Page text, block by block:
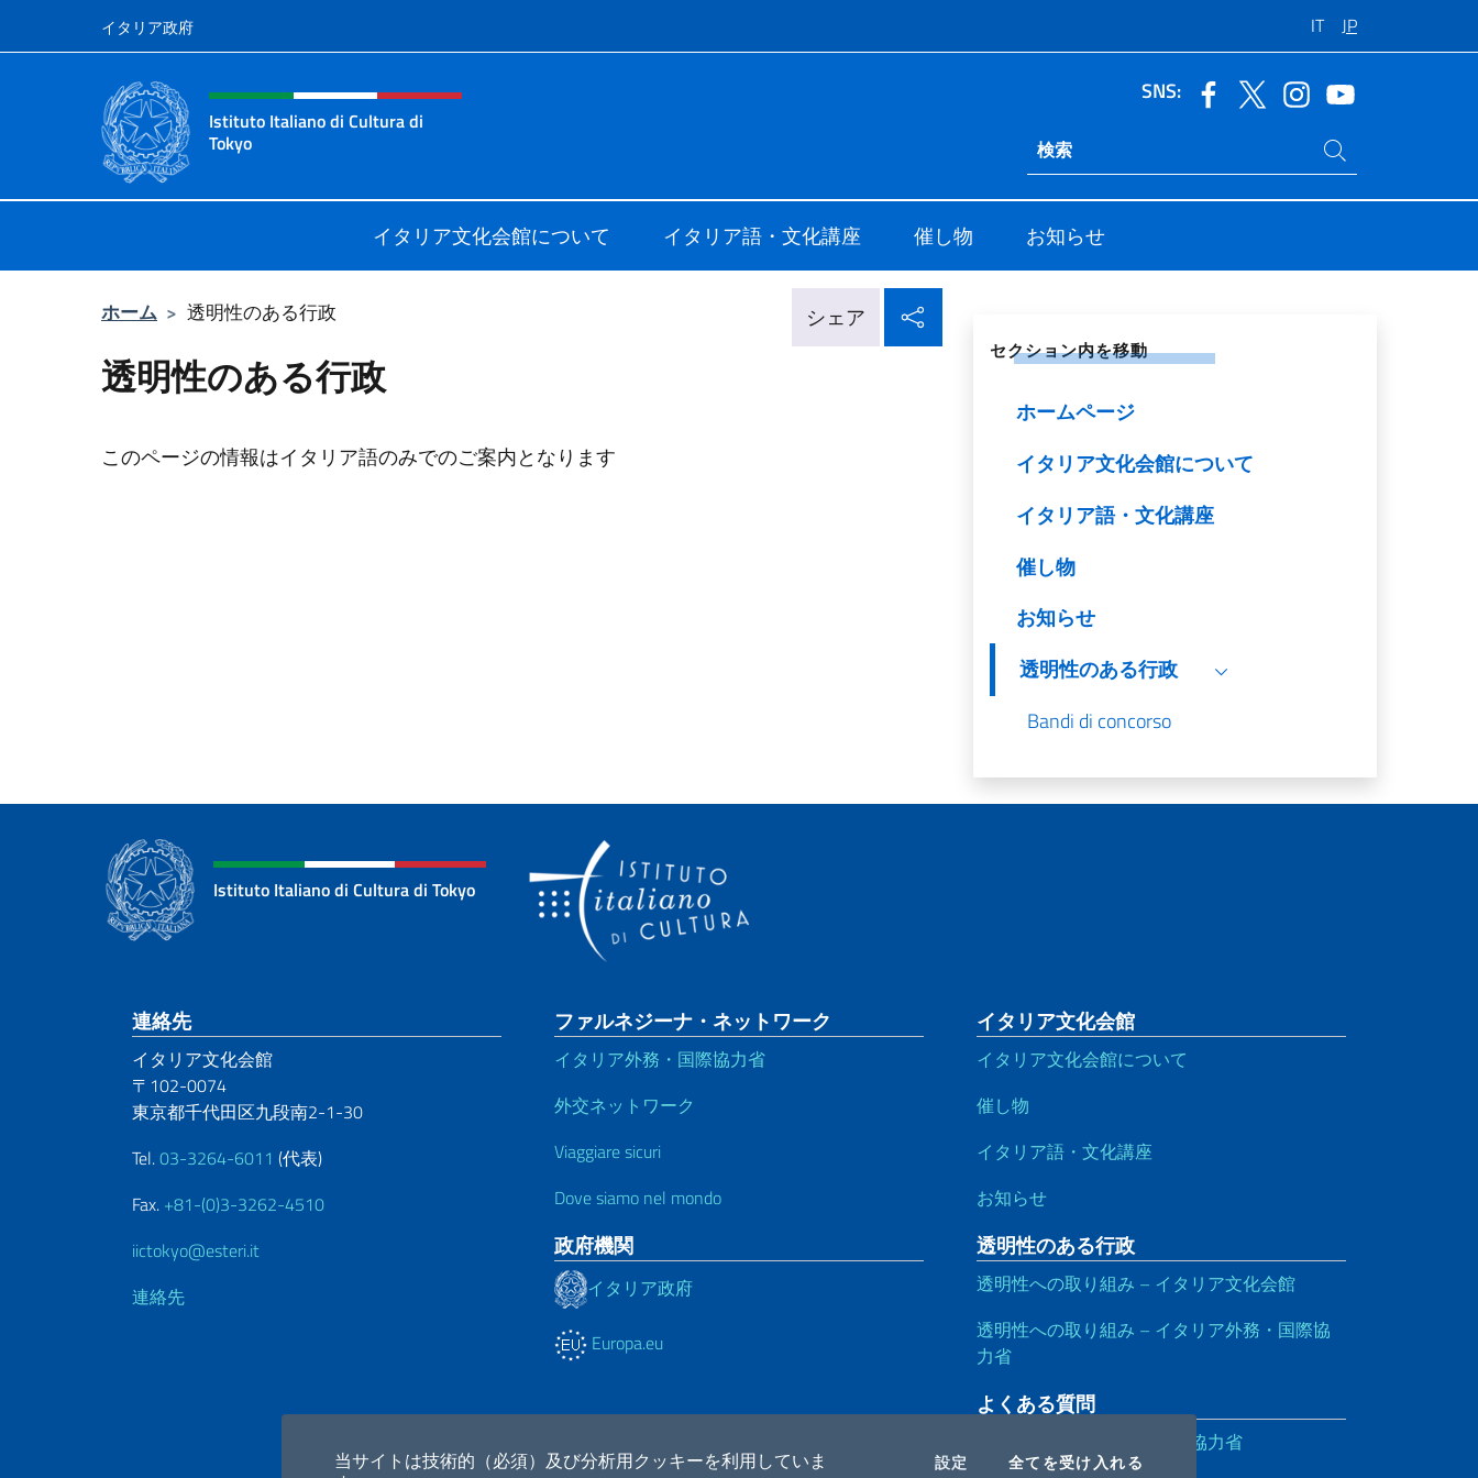
当サイトは技術的（必須）及び分析用クッキーを利用していま
設定 COOKIES全てを受け入れる
コンテンツへスキップ
イタリア政府 IT JP
Header, social and menu of site
Istituto Italiano di Cultura di
Tokyo
SNS:
Ricerca sito live
サイト内検索
イタリア文化会館について イタリア語・文化講座 催し物 お知らせ
ホーム > 透明性のある行政 シェア
透明性のある行政
このページの情報はイタリア語のみでのご案内となります
セクション内を移動
ホームページ
イタリア文化会館について
イタリア語・文化講座
催し物
お知らせ
透明性のある行政
Bandi di concorso
Istituto Italiano di Cultura di Tokyo
Footer section
連絡先
イタリア文化会館
〒102-0074
東京都千代田区九段南2-1-30
Tel.03-3264-6011 (代表)
Fax. +81-(0)3-3262-4510
iictokyo@esteri.it
連絡先
ファルネジーナ・ネットワーク
イタリア外務・国際協力省
外交ネットワーク
Viaggiare sicuri
Dove siamo nel mondo
政府機関
イタリア政府
Europa.eu
イタリア文化会館
イタリア文化会館について
催し物
イタリア語・文化講座
お知らせ
透明性のある行政
透明性への取り組み – イタリア文化会館
透明性への取り組み – イタリア外務・国際協
力省
よくある質問
よくある質問 – 外務・国際協力省